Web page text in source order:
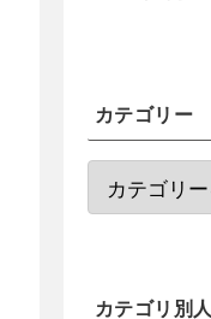
カテゴリー
カテゴリ別